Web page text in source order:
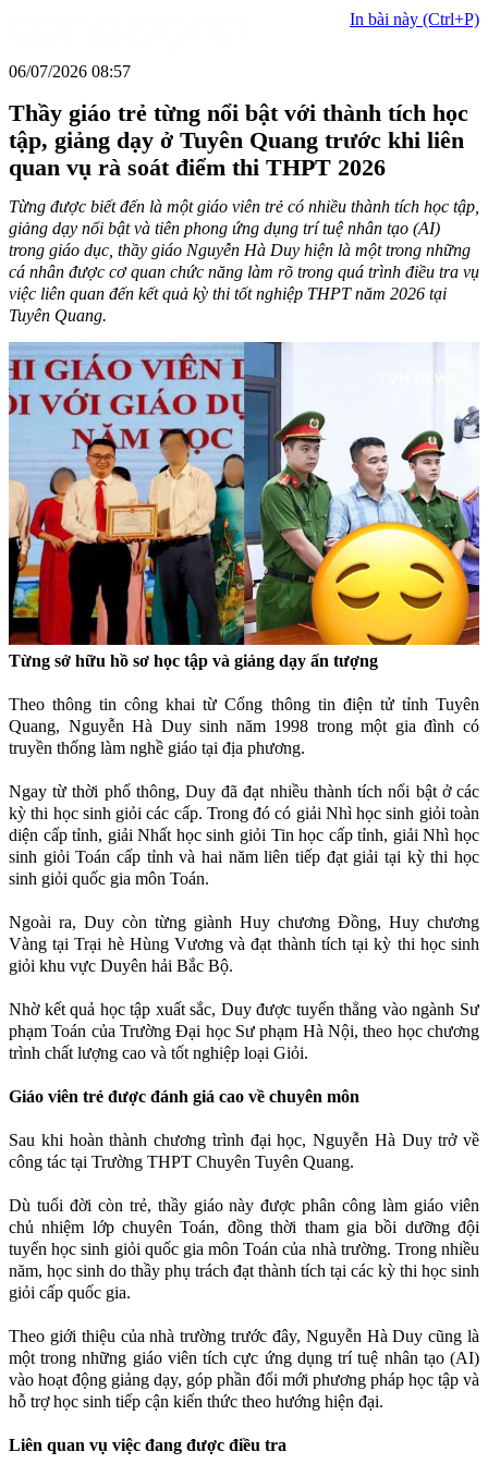
06/07/2026 08:57
In bài này (Ctrl+P)
Thầy giáo trẻ từng nổi bật với thành tích học
tập, giảng dạy ở Tuyên Quang trước khi liên
quan vụ rà soát điểm thi THPT 2026
Từng được biết đến là một giáo viên trẻ có nhiều thành tích học tập,
giảng dạy nổi bật và tiên phong ứng dụng trí tuệ nhân tạo (AI)
trong giáo dục, thầy giáo Nguyễn Hà Duy hiện là một trong những
cá nhân được cơ quan chức năng làm rõ trong quá trình điều tra vụ
việc liên quan đến kết quả kỳ thi tốt nghiệp THPT năm 2026 tại
Tuyên Quang.
Từng sở hữu hồ sơ học tập và giảng dạy ấn tượng
Theo thông tin công khai từ Cổng thông tin điện tử tỉnh Tuyên
Quang, Nguyễn Hà Duy sinh năm 1998 trong một gia đình có
truyền thống làm nghề giáo tại địa phương.
Ngay từ thời phổ thông, Duy đã đạt nhiều thành tích nổi bật ở các
kỳ thi học sinh giỏi các cấp. Trong đó có giải Nhì học sinh giỏi toàn
diện cấp tỉnh, giải Nhất học sinh giỏi Tin học cấp tỉnh, giải Nhì học
sinh giỏi Toán cấp tỉnh và hai năm liên tiếp đạt giải tại kỳ thi học
sinh giỏi quốc gia môn Toán.
Ngoài ra, Duy còn từng giành Huy chương Đồng, Huy chương
Vàng tại Trại hè Hùng Vương và đạt thành tích tại kỳ thi học sinh
giỏi khu vực Duyên hải Bắc Bộ.
Nhờ kết quả học tập xuất sắc, Duy được tuyển thẳng vào ngành Sư
phạm Toán của Trường Đại học Sư phạm Hà Nội, theo học chương
trình chất lượng cao và tốt nghiệp loại Giỏi.
Giáo viên trẻ được đánh giá cao về chuyên môn
Sau khi hoàn thành chương trình đại học, Nguyễn Hà Duy trở về
công tác tại Trường THPT Chuyên Tuyên Quang.
Dù tuổi đời còn trẻ, thầy giáo này được phân công làm giáo viên
chủ nhiệm lớp chuyên Toán, đồng thời tham gia bồi dưỡng đội
tuyển học sinh giỏi quốc gia môn Toán của nhà trường. Trong nhiều
năm, học sinh do thầy phụ trách đạt thành tích tại các kỳ thi học sinh
giỏi cấp quốc gia.
Theo giới thiệu của nhà trường trước đây, Nguyễn Hà Duy cũng là
một trong những giáo viên tích cực ứng dụng trí tuệ nhân tạo (AI)
vào hoạt động giảng dạy, góp phần đổi mới phương pháp học tập và
hỗ trợ học sinh tiếp cận kiến thức theo hướng hiện đại.
Liên quan vụ việc đang được điều tra